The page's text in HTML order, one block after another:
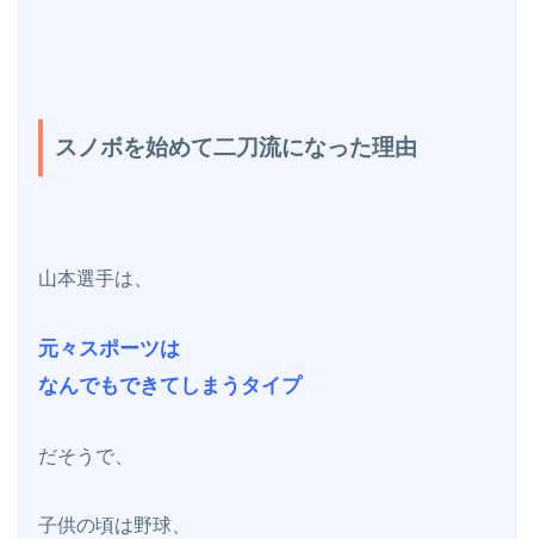
スノボを始めて二刀流になった理由
山本選手は、
元々スポーツは
なんでもできてしまうタイプ
だそうで、
子供の頃は野球、